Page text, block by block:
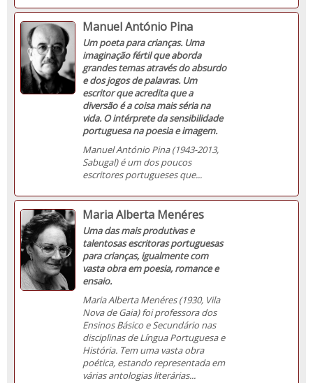
Manuel António Pina
Um poeta para crianças. Uma
imaginação fértil que aborda
grandes temas através do absurdo
e dos jogos de palavras. Um
escritor que acredita que a
diversão é a coisa mais séria na
vida. O intérprete da sensibilidade
portuguesa na poesia e imagem.
Manuel António Pina (1943-2013,
Sabugal) é um dos poucos
escritores portugueses que...
Maria Alberta Menéres
Uma das mais produtivas e
talentosas escritoras portuguesas
para crianças, igualmente com
vasta obra em poesia, romance e
ensaio.
Maria Alberta Menéres (1930, Vila
Nova de Gaia) foi professora dos
Ensinos Básico e Secundário nas
disciplinas de Língua Portuguesa e
História. Tem uma vasta obra
poética, estando representada em
várias antologias literárias...